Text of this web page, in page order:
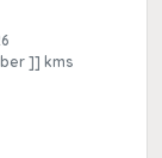
]] kms